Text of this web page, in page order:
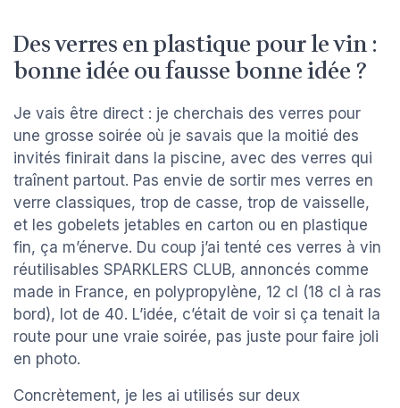
Des verres en plastique pour le vin :
bonne idée ou fausse bonne idée ?
Je vais être direct : je cherchais des verres pour
une grosse soirée où je savais que la moitié des
invités finirait dans la piscine, avec des verres qui
traînent partout. Pas envie de sortir mes verres en
verre classiques, trop de casse, trop de vaisselle,
et les gobelets jetables en carton ou en plastique
fin, ça m’énerve. Du coup j’ai tenté ces verres à vin
réutilisables SPARKLERS CLUB, annoncés comme
made in France, en polypropylène, 12 cl (18 cl à ras
bord), lot de 40. L’idée, c’était de voir si ça tenait la
route pour une vraie soirée, pas juste pour faire joli
en photo.
Concrètement, je les ai utilisés sur deux